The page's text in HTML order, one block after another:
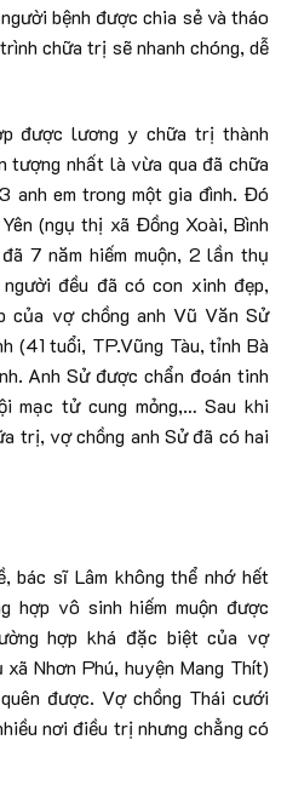
bệnh được chia sẻ và tháo
chữa trị sẽ nhanh chóng, dễ
được lương y chữa trị thành
tượng nhất là vừa qua đã chữa
anh em trong một gia đình. Đó
(ngụ thị xã Đồng Xoài, Bình
7 năm hiếm muộn, 2 lần thụ
đều đã có con xinh đẹp,
của vợ chồng anh Vũ Văn Sử
(41 tuổi, TP.Vũng Tàu, tỉnh Bà
Anh Sử được chẩn đoán tinh
mạc tử cung mỏng,… Sau khi
trị, vợ chồng anh Sử đã có hai
bác sĩ Lâm không thể nhớ hết
hợp vô sinh hiếm muộn được
hợp khá đặc biệt của vợ
Nhơn Phú, huyện Mang Thít)
được. Vợ chồng Thái cưới
nơi điều trị nhưng chẳng có